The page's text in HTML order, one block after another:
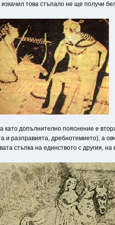
изкачил това стъпало не ще получи
като допълнително пояснение е
и разправията, дребнотемието), а
стъпка на единството с другия,